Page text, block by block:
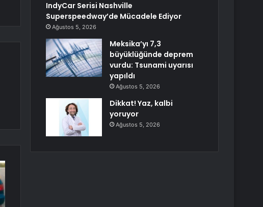
IndyCar Serisi Nashville
Superspeedway’de Mücadele Ediyor
Ağustos 5, 2026
Meksika’yı 7,3
büyüklüğünde deprem
vurdu: Tsunami uyarısı
yapıldı
Ağustos 5, 2026
Dikkat! Yaz, kalbi
yoruyor
Ağustos 5, 2026